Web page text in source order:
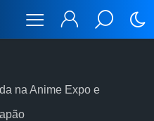
na Anime Expo e